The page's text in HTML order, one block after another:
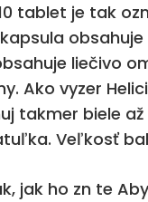
je tak
liečivo
vyzer
takmer biele
Veľkosť
jak ho zn te